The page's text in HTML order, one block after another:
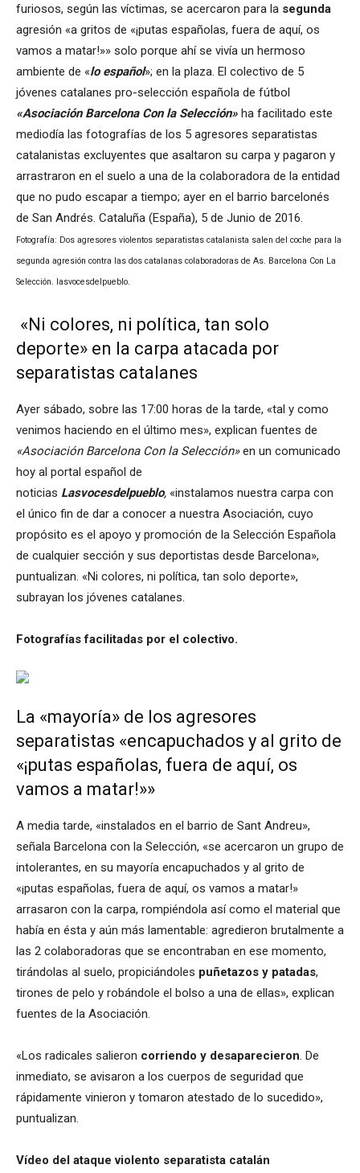
furiosos, según las víctimas, se acercaron para la segunda
agresión «a gritos de «¡putas españolas, fuera de aquí, os
vamos a matar!»» solo porque ahí se vivía un hermoso
ambiente de «lo español»; en la plaza. El colectivo de 5
jóvenes catalanes pro-selección española de fútbol
«Asociación Barcelona Con la Selección» ha facilitado este
mediodía las fotografías de los 5 agresores separatistas
catalanistas excluyentes que asaltaron su carpa y pagaron y
arrastraron en el suelo a una de la colaboradora de la entidad
que no pudo escapar a tiempo; ayer en el barrio barcelonés
de San Andrés. Cataluña (España), 5 de Junio de 2016.
Fotografía: Dos agresores violentos separatistas catalanista salen del coche para la
segunda agresión contra las dos catalanas colaboradoras de As. Barcelona Con La
Selección. lasvocesdelpueblo.
«Ni colores, ni política, tan solo
deporte» en la carpa atacada por
separatistas catalanes
Ayer sábado, sobre las 17:00 horas de la tarde, «tal y como
venimos haciendo en el último mes», explican fuentes de
«Asociación Barcelona Con la Selección»en un comunicado
hoy al portal español de
noticias Lasvocesdelpueblo, «instalamos nuestra carpa con
el único fin de dar a conocer a nuestra Asociación, cuyo
propósito es el apoyo y promoción de la Selección Española
de cualquier sección y sus deportistas desde Barcelona»,
puntualizan. «Ni colores, ni política, tan solo deporte»,
subrayan los jóvenes catalanes.
Fotografías facilitadas por el colectivo.
La «mayoría» de los agresores
separatistas «encapuchados y al grito de
«¡putas españolas, fuera de aquí, os
vamos a matar!»»
A media tarde, «instalados en el barrio de Sant Andreu»,
señala Barcelona con la Selección, «se acercaron un grupo de
intolerantes, en su mayoría encapuchados y al grito de
«¡putas españolas, fuera de aquí, os vamos a matar!»
arrasaron con la carpa, rompiéndola así como el material que
había en ésta y aún más lamentable: agredieron brutalmente a
las 2 colaboradoras que se encontraban en ese momento,
tirándolas al suelo, propiciándoles puñetazos y patadas,
tirones de pelo y robándole el bolso a una de ellas», explican
fuentes de la Asociación.
«Los radicales salieron corriendo y desaparecieron. De
inmediato, se avisaron a los cuerpos de seguridad que
rápidamente vinieron y tomaron atestado de lo sucedido»,
puntualizan.
Vídeo del ataque violento separatista catalán